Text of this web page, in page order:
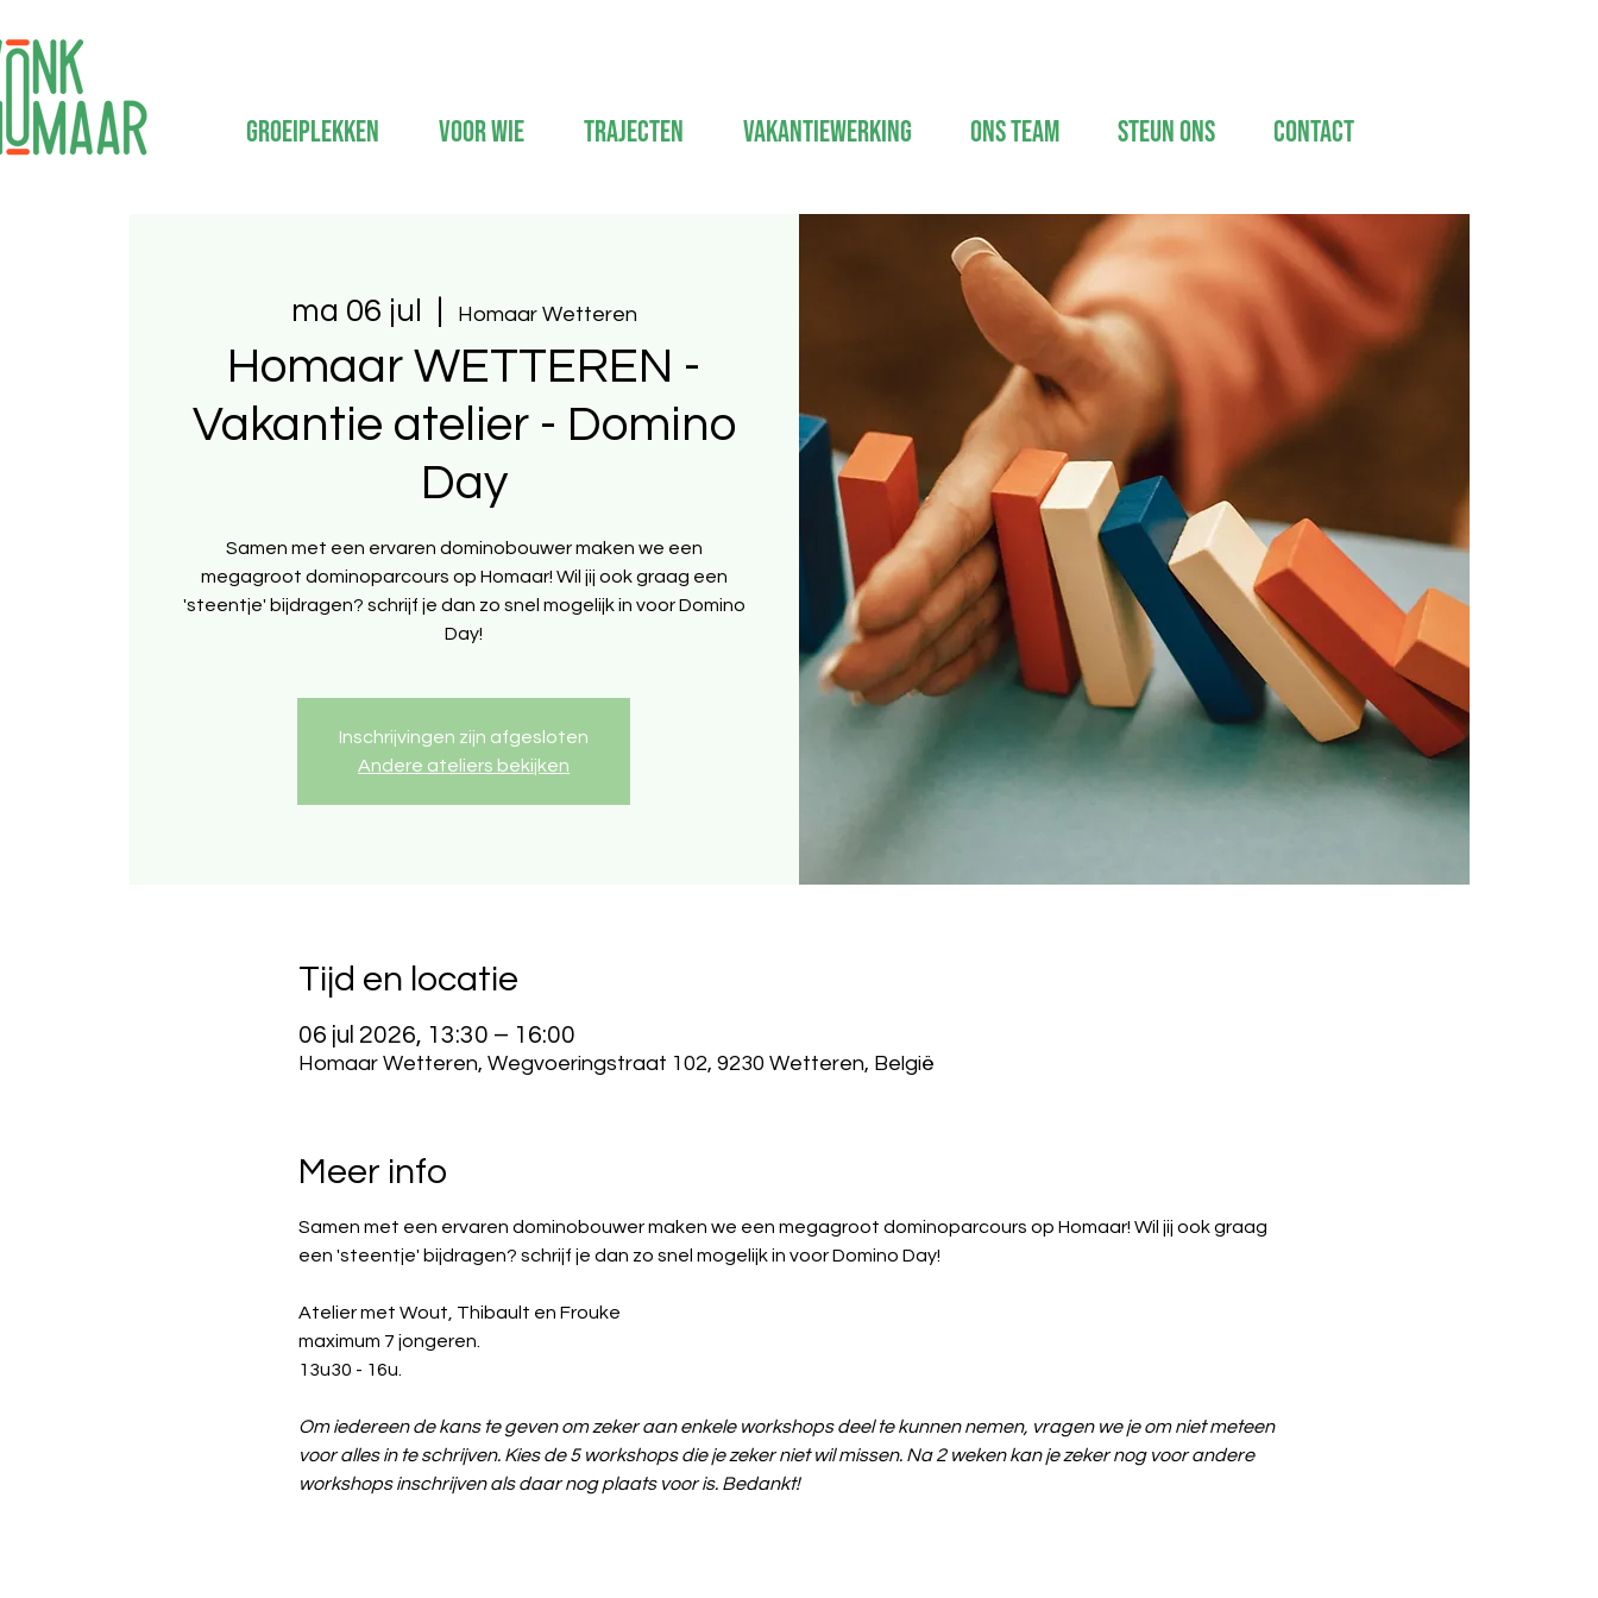
Groeiplekken Voor wie Trajecten Vakantiewerking Ons Team Steun ons Contact
ma 06 jul Homaar Wetteren
Homaar WETTEREN -
Vakantie atelier - Domino
Day
Samen met een ervaren dominobouwer maken we een
megagroot dominoparcours op Homaar! Wil jij ook graag een
'steentje' bijdragen? schrijf je dan zo snel mogelijk in voor Domino
Day!
Inschrijvingen zijn afgesloten
Andere ateliers bekijken
Tijd en locatie
06 jul 2026, 13:30 – 16:00
Homaar Wetteren, Wegvoeringstraat 102, 9230 Wetteren, België
Meer info
Samen met een ervaren dominobouwer maken we een megagroot dominoparcours op Homaar! Wil jij ook graag
een 'steentje' bijdragen? schrijf je dan zo snel mogelijk in voor Domino Day!
Atelier met Wout, Thibault en Frouke
maximum 7 jongeren.
13u30 - 16u.
Om iedereen de kans te geven om zeker aan enkele workshops deel te kunnen nemen, vragen we je om niet meteen
voor alles in te schrijven. Kies de 5 workshops die je zeker niet wil missen. Na 2 weken kan je zeker nog voor andere
workshops inschrijven als daar nog plaats voor is. Bedankt!